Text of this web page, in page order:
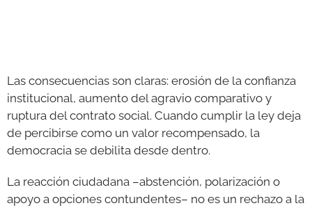
Las consecuencias son claras: erosión de la confianza
institucional, aumento del agravio comparativo y
ruptura del contrato social. Cuando cumplir la ley deja
de percibirse como un valor recompensado, la
democracia se debilita desde dentro.
La reacción ciudadana –abstención, polarización o
apoyo a opciones contundentes– no es un rechazo a la